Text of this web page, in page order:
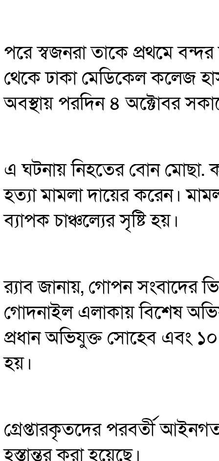
পরে স্বজনরা তাকে প্রথমে বন্দর
থেকে ঢাকা মেডিকেল কলেজ
অবস্থায় পরদিন ৪ অক্টোবর
এ ঘটনায় নিহতের বোন মোছা.
হত্যা মামলা দায়ের করেন।
ব্যাপক চাঞ্চল্যের সৃষ্টি হয়।
র‍্যাব জানায়, গোপন সংবাদের
গোদনাইল এলাকায় বিশেষ
প্রধান অভিযুক্ত সোহেব এবং ১০
হয়।
গ্রেপ্তারকৃতদের পরবর্তী
হস্তান্তর করা হয়েছে।